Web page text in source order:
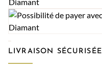
LIVRAISON SÉCURISÉE